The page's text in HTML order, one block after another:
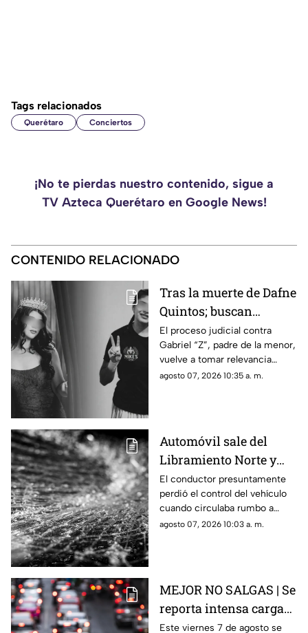
Tags relacionados
Querétaro Conciertos
¡No te pierdas nuestro contenido, sigue a
TV Azteca Querétaro en Google News!
CONTENIDO RELACIONADO
Tras la muerte de Dafne
Quintos; buscan
justicia por presunto
4buso a su integridad
íntima
El proceso judicial contra
Gabriel “Z”, padre de la menor,
vuelve a tomar relevancia
semanas después de la muerte
agosto 07, 2026 10:35 a. m.
Automóvil sale del
Libramiento Norte y
termina contra un
puesto de fresas
El conductor presuntamente
perdió el control del vehículo
cuando circulaba rumbo a
Salamanca y terminó dentro de
agosto 07, 2026 10:03 a. m.
MEJOR NO SALGAS | Se
reporta intensa carga
vehicular HOY en la
Este viernes 7 de agosto se